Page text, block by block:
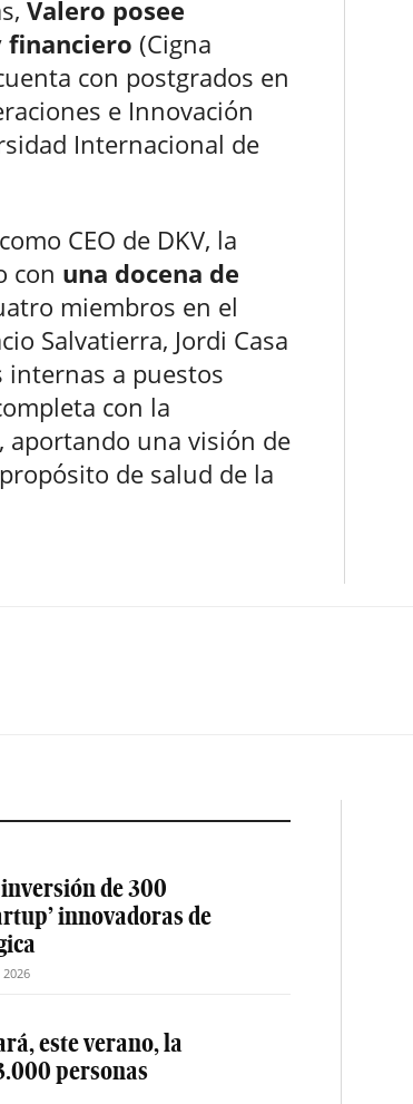
Valero posee
financiero (Cigna
con postgrados en
e Innovación
Internacional de
como CEO de DKV, la
con una docena de
miembros en el
Salvatierra, Jordi Casa
internas a puestos
con la
, aportando una visión de
de salud de la
de 300
innovadoras de
este verano, la
personas